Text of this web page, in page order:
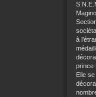
à
prince
Elle